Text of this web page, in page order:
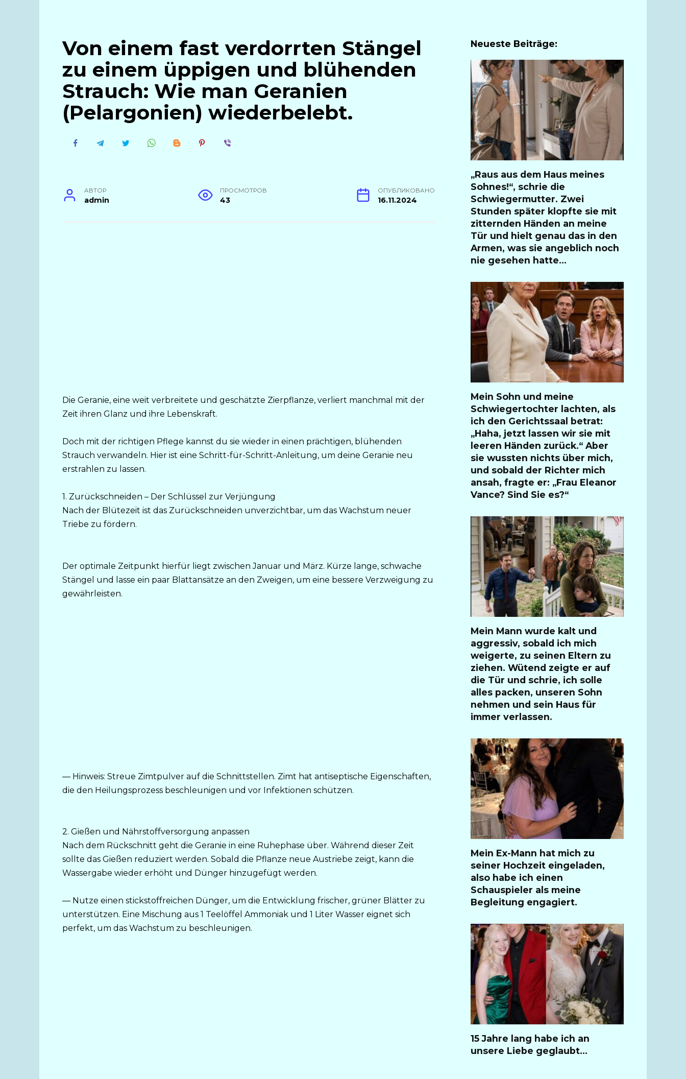
Von einem fast verdorrten Stängel
zu einem üppigen und blühenden
Strauch: Wie man Geranien
(Pelargonien) wiederbelebt.
АВТОР
admin
ПРОСМОТРОВ
43
ОПУБЛИКОВАНО
16.11.2024
Die Geranie, eine weit verbreitete und geschätzte Zierpflanze, verliert manchmal mit der
Zeit ihren Glanz und ihre Lebenskraft.
Doch mit der richtigen Pflege kannst du sie wieder in einen prächtigen, blühenden
Strauch verwandeln. Hier ist eine Schritt-für-Schritt-Anleitung, um deine Geranie neu
erstrahlen zu lassen.
1. Zurückschneiden – Der Schlüssel zur Verjüngung
Nach der Blütezeit ist das Zurückschneiden unverzichtbar, um das Wachstum neuer
Triebe zu fördern.
Der optimale Zeitpunkt hierfür liegt zwischen Januar und März. Kürze lange, schwache
Stängel und lasse ein paar Blattansätze an den Zweigen, um eine bessere Verzweigung zu
gewährleisten.
— Hinweis: Streue Zimtpulver auf die Schnittstellen. Zimt hat antiseptische Eigenschaften,
die den Heilungsprozess beschleunigen und vor Infektionen schützen.
2. Gießen und Nährstoffversorgung anpassen
Nach dem Rückschnitt geht die Geranie in eine Ruhephase über. Während dieser Zeit
sollte das Gießen reduziert werden. Sobald die Pflanze neue Austriebe zeigt, kann die
Wassergabe wieder erhöht und Dünger hinzugefügt werden.
— Nutze einen stickstoffreichen Dünger, um die Entwicklung frischer, grüner Blätter zu
unterstützen. Eine Mischung aus 1 Teelöffel Ammoniak und 1 Liter Wasser eignet sich
perfekt, um das Wachstum zu beschleunigen.
Neueste Beiträge:
„Raus aus dem Haus meines
Sohnes!“, schrie die
Schwiegermutter. Zwei
Stunden später klopfte sie mit
zitternden Händen an meine
Tür und hielt genau das in den
Armen, was sie angeblich noch
nie gesehen hatte…
Mein Sohn und meine
Schwiegertochter lachten, als
ich den Gerichtssaal betrat:
„Haha, jetzt lassen wir sie mit
leeren Händen zurück.“ Aber
sie wussten nichts über mich,
und sobald der Richter mich
ansah, fragte er: „Frau Eleanor
Vance? Sind Sie es?“
Mein Mann wurde kalt und
aggressiv, sobald ich mich
weigerte, zu seinen Eltern zu
ziehen. Wütend zeigte er auf
die Tür und schrie, ich solle
alles packen, unseren Sohn
nehmen und sein Haus für
immer verlassen.
Mein Ex-Mann hat mich zu
seiner Hochzeit eingeladen,
also habe ich einen
Schauspieler als meine
Begleitung engagiert.
15 Jahre lang habe ich an
unsere Liebe geglaubt…